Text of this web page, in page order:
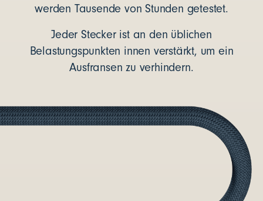
werden Tausende von Stunden getestet.
Jeder Stecker ist an den üblichen
Belastungspunkten innen verstärkt, um ein
Ausfransen zu verhindern.